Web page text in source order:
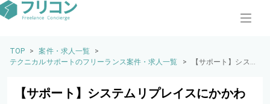
TOP > 案件・求人一覧
>
テクニカルサポートのフリーランス案件・求人一覧
>
【サポート】システ
【サポート】システムリプレイスにかかわ